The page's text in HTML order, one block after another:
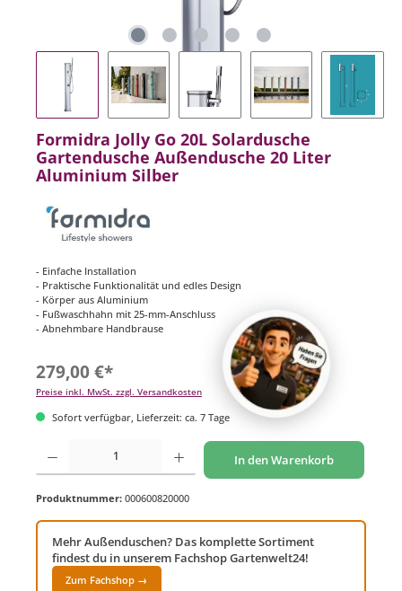
Formidra Jolly Go 20L Solardusche
Gartendusche Außendusche 20 Liter
Aluminium Silber
- Einfache Installation
- Praktische Funktionalität und edles Design
- Körper aus Aluminium
- Fußwaschhahn mit 25-mm-Anschluss
- Abnehmbare Handbrause
279,00 €*
Preise inkl. MwSt. zzgl. Versandkosten
Sofort verfügbar, Lieferzeit: ca. 7 Tage
Produkt Anzahl: Gib den gewünschten Wert ein oder benutze die Schaltflächen um
In den Warenkorb
Produktnummer: 000600820000
Mehr Außenduschen? Das komplette Sortiment
findest du in unserem Fachshop Gartenwelt24!
Zum Fachshop →